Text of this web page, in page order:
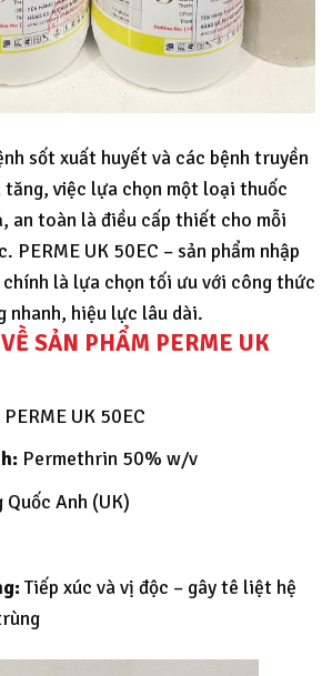
sốt xuất huyết và các bệnh truyền
tăng, việc lựa chọn một loại thuốc
an toàn là điều cấp thiết cho mỗi
PERME UK 50EC – sản phẩm nhập
là lựa chọn tối ưu với công thức
nhanh, hiệu lực lâu dài.
SẢN PHẨM PERME UK
PERME UK 50EC
Permethrin 50% w/v
Anh (UK)
Tiếp xúc và vị độc – gây tê liệt hệ